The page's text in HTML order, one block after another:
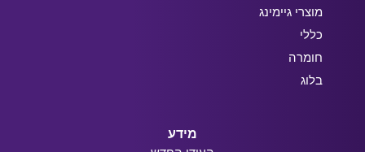
מוצרי גיימינג
כללי
חומרה
בלוג
מידע